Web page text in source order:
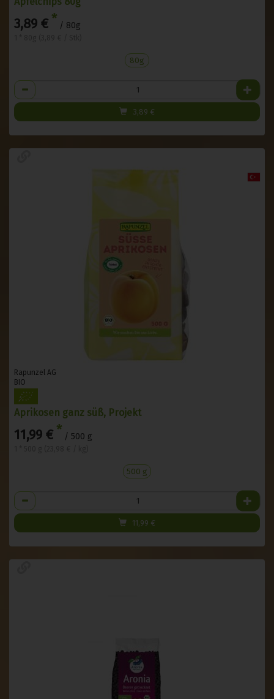
3,89 € * / 80g
80g
Anzahl
3,89 €
Rapunzel AG
BIO
Aprikosen ganz süß, Projekt
11,99 € * / 500 g
500 g
Anzahl
11,99 €